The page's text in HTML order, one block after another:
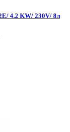
4.2 KW/ 230V/ 8л